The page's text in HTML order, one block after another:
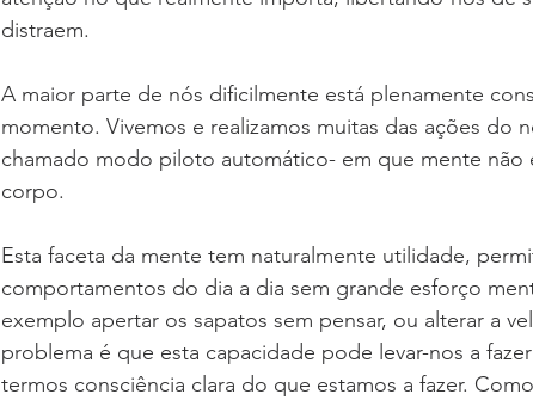
distraem.
A maior parte de nós dificilmente está plenamente
momento. Vivemos e realizamos muitas das ações do
chamado modo piloto automático- em que mente não
corpo.
Esta faceta da mente tem naturalmente utilidade,
comportamentos do dia a dia sem grande esforço
exemplo apertar os sapatos sem pensar, ou alterar a
problema é que esta capacidade pode levar-nos a
termos consciência clara do que estamos a fazer.